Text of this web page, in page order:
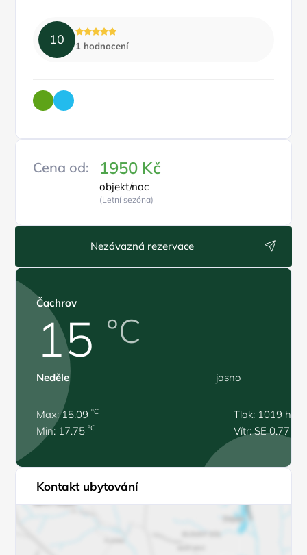
10 1 hodnocení
Cena od: 1950 Kč
objekt/noc
(Letní sezóna)
Nezávazná rezervace
Čachrov
15 °C
Neděle jasno
Max: 15.09°C
Min: 17.75°C
Tlak: 1019 hPa
Vítr: SE 0.77 m/
Kontakt ubytování